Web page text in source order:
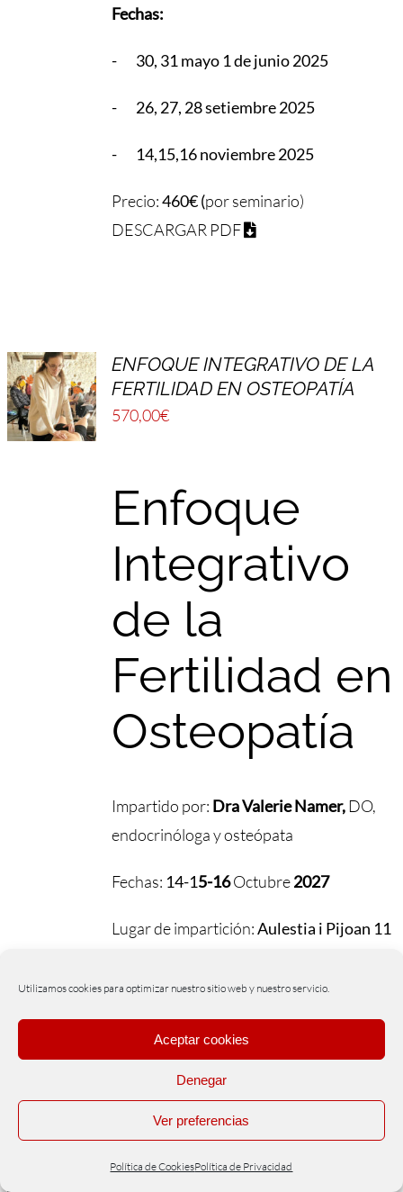
Utilizamos cookies para optimizar nuestro sitio web y nuestro servicio.
Aceptar cookies
Denegar
Ver preferencias
Política de CookiesPolítica de Privacidad
Fechas:
- 30, 31 mayo 1 de junio 2025
- 26, 27, 28 setiembre 2025
- 14,15,16 noviembre 2025
Precio:460€ (por seminario)
DESCARGAR PDF
ENFOQUE INTEGRATIVO DE LA
FERTILIDAD EN OSTEOPATÍA
570,00€
Enfoque
Integrativo
de la
Fertilidad en
Osteopatía
Impartido por: Dra Valerie Namer,DO,
endocrinóloga y osteópata
Fechas: 14-15-16Octubre2027
Lugar de impartición:Aulestia i Pijoan 11
DESCARGAR PDF